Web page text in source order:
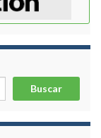
Buscar